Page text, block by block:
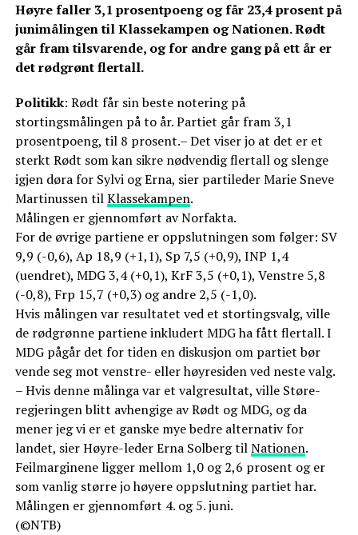
Høyre faller 3,1 prosentpoeng og får 23,4 prosent på
junimålingen til Klassekampen og Nationen. Rødt
går fram tilsvarende, og for andre gang på ett år er
det rødgrønt flertall.
Politikk: Rødt får sin beste notering på
stortingsmålingen på to år. Partiet går fram 3,1
prosentpoeng, til 8 prosent.– Det viser jo at det er et
sterkt Rødt som kan sikre nødvendig flertall og slenge
igjen døra for Sylvi og Erna, sier partileder Marie Sneve
Martinussen tilKlassekampen.
Målingen er gjennomført av Norfakta.
For de øvrige partiene er oppslutningen som følger: SV
9,9 (-0,6), Ap 18,9 (+1,1), Sp 7,5 (+0,9), INP 1,4
(uendret), MDG 3,4 (+0,1), KrF 3,5 (+0,1), Venstre 5,8
(-0,8), Frp 15,7 (+0,3) og andre 2,5 (-1,0).
Hvis målingen var resultatet ved et stortingsvalg, ville
de rødgrønne partiene inkludert MDG ha fått flertall. I
MDG pågår det for tiden en diskusjon om partiet bør
vende seg mot venstre- eller høyresiden ved neste valg.
– Hvis denne målinga var et valgresultat, ville Støre-
regjeringen blitt avhengige av Rødt og MDG, og da
mener jeg vi er et ganske mye bedre alternativ for
landet, sier Høyre-leder Erna Solberg tilNationen.
Feilmarginene ligger mellom 1,0 og 2,6 prosent og er
som vanlig større jo høyere oppslutning partiet har.
Målingen er gjennomført 4. og 5. juni.
(©NTB)